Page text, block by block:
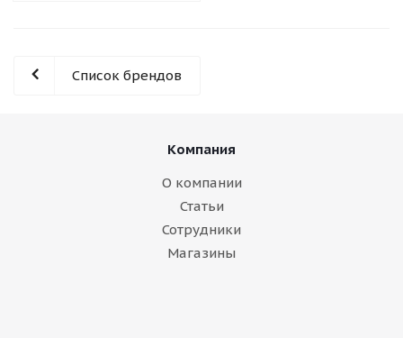
Список брендов
Компания
О компании
Статьи
Сотрудники
Магазины